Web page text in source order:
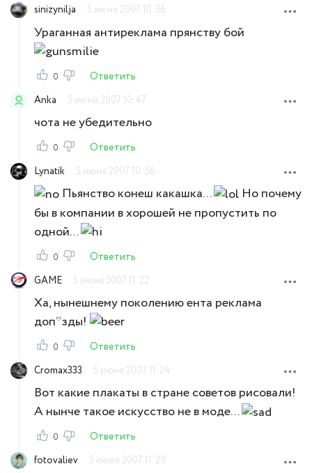
sinizynilja
5 июня 2007 10:36
Ураганная антиреклама прянству бой
0
Ответить
Anka
5 июня 2007 10:47
чота не убедительно
0
Ответить
Lynatik
5 июня 2007 10:56
Пьянство конеш какашка...
Но почему
бы в компании в хорошей не пропустить по
одной...
0
Ответить
GAME
5 июня 2007 11:22
Ха, нынешнему поколению ента реклама
доп*зды!
0
Ответить
Cromax333
5 июня 2007 11:24
Вот какие плакаты в стране советов рисовали!
А нынче такое искусство не в моде...
0
Ответить
fotovaliev
5 июня 2007 11:29